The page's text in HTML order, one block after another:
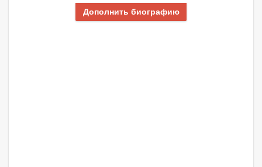
Дополнить биографию